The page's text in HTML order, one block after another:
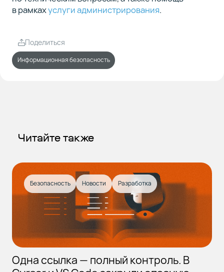
в рамкахуслуги администрирования.
Поделиться
Информационная безопасность
Читайте также
Безопасность Новости Разработка
Одна ссылка — полный контроль. В